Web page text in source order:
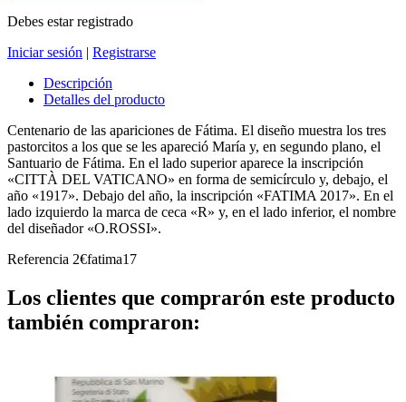
Debes estar registrado
Iniciar sesión | Registrarse
Descripción
Detalles del producto
Centenario de las apariciones de Fátima. El diseño muestra los tres
pastorcitos a los que se les apareció María y, en segundo plano, el
Santuario de Fátima. En el lado superior aparece la inscripción
«CITTÀ DEL VATICANO» en forma de semicírculo y, debajo, el
año «1917». Debajo del año, la inscripción «FATIMA 2017». En el
lado izquierdo la marca de ceca «R» y, en el lado inferior, el nombre
del diseñador «O.ROSSI».
Referencia 2€fatima17
Los clientes que comprarón este producto
también compraron: